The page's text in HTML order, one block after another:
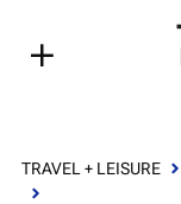
TRAVEL + LEISURE